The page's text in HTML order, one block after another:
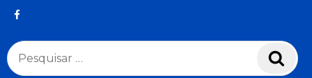
Pesquisar
por: